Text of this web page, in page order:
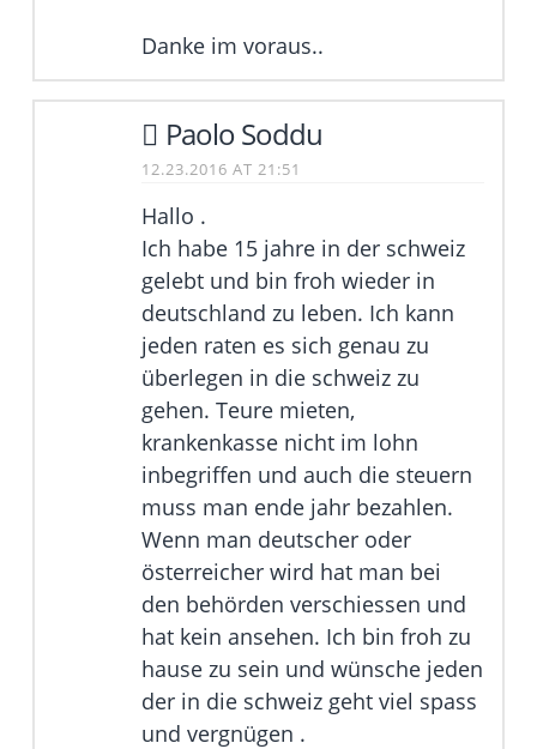
Danke im voraus..
Paolo Soddu
12.23.2016 AT 21:51
Hallo .
Ich habe 15 jahre in der schweiz
gelebt und bin froh wieder in
deutschland zu leben. Ich kann
jeden raten es sich genau zu
überlegen in die schweiz zu
gehen. Teure mieten,
krankenkasse nicht im lohn
inbegriffen und auch die steuern
muss man ende jahr bezahlen.
Wenn man deutscher oder
österreicher wird hat man bei
den behörden verschiessen und
hat kein ansehen. Ich bin froh zu
hause zu sein und wünsche jeden
der in die schweiz geht viel spass
und vergnügen .